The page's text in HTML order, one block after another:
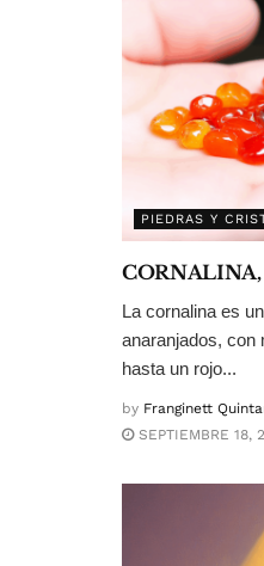
PIEDRAS Y
CORNALINA,
La cornalina es
anaranjados, con
hasta un rojo...
by Franginett
SEPTIEMBRE 18,